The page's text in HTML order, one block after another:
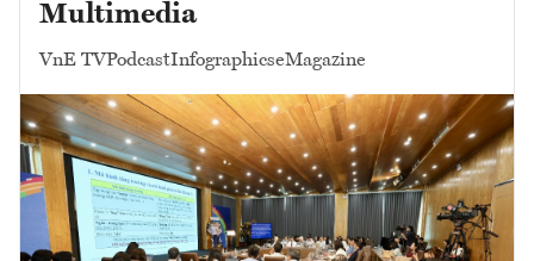
Multimedia
VnE TVPodcastInfographicseMagazine